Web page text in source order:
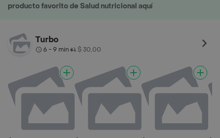
producto favorito de Salud nutricional aquí
Turbo
6 - 9 min• $ 30,00